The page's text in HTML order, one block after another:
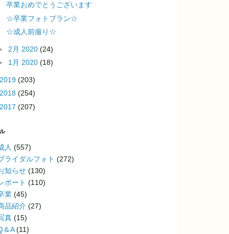
卒業おめでとうございます
☆卒業フォトプラン☆
☆成人前撮り☆
2月 2020 (24)
1月 2020 (18)
2019 (203)
2018 (254)
2017 (207)
人 (557)
ライダルフォト (272)
知らせ (130)
ポート (110)
業 (45)
品紹介 (27)
真 (15)
＆A(11)